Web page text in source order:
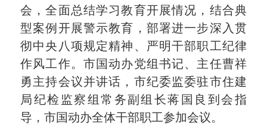
会，全面总结学习教育开展情况，结合典
型案例开展警示教育，部署进一步深入贯
彻中央八项规定精神、严明干部职工纪律
作风工作。市国动办党组书记、主任曹祥
勇主持会议并讲话，市纪委监委驻市住建
局纪检监察组常务副组长蒋国良到会指
导，市国动办全体干部职工参加会议。